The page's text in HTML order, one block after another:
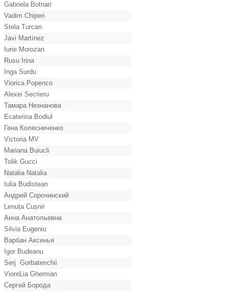
Gabriela Botnari
Vadim Chiperi
Stela Turcan
Javi Martínez
Iurie Morozan
Rusu Irina
Inga Surdu
Viorica Popenco
Alexei Secrieru
Тамара Незнанова
Ecaterina Bodiul
Гена Колесниченко
Victoria MV
Mariana Buiucli
Tolik Gucci
Natalia Natalia
Iulia Budistean
Андрей Сорочинский
Lenuța Cușnir
Анна Анатольевна
Silvia Eugeniu
Варбан Аксенья
Igor Budeanu
Serj Gorbatenchii
VioreLia Gherman
Сергей Борода